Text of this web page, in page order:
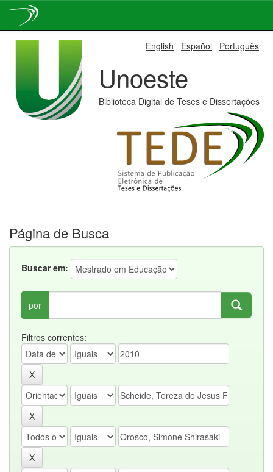
English Español Português
Unoeste
Biblioteca Digital de Teses e Dissertações
Página de Busca
Buscar em:
por
Filtros correntes: